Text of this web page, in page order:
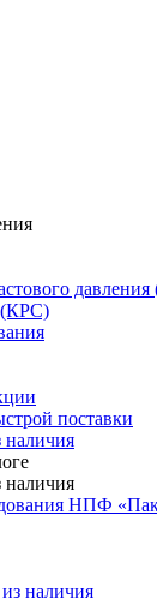
(КРС)
поставки
наличия
наличия